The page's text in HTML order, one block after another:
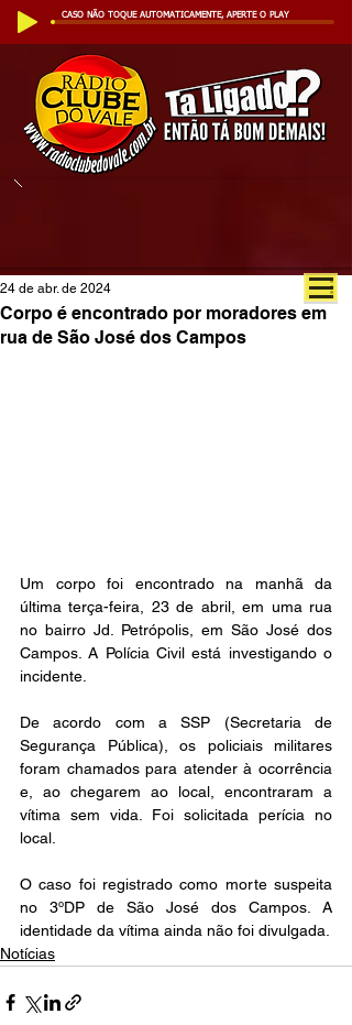
CASO NÃO TOQUE AUTOMATICAMENTE, APERTE O PLAY
Corpo é encontrado por moradores em
rua de São José dos Campos
24 de abr. de 2024
Um corpo foi encontrado na manhã da
última terça-feira, 23 de abril, em uma rua
no bairro Jd. Petrópolis, em São José dos
Campos. A Polícia Civil está investigando o
incidente.
De acordo com a SSP (Secretaria de
Segurança Pública), os policiais militares
foram chamados para atender à ocorrência
e, ao chegarem ao local, encontraram a
vítima sem vida. Foi solicitada perícia no
local.
O caso foi registrado como morte suspeita
no 3ºDP de São José dos Campos. A
identidade da vítima ainda não foi divulgada.
Notícias